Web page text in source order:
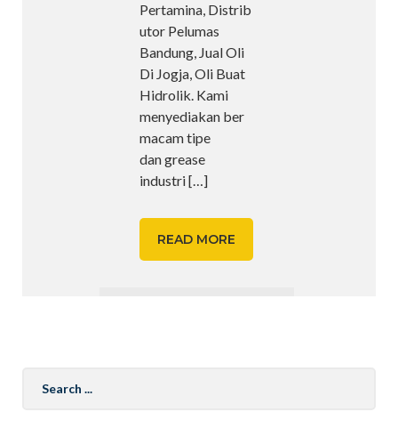
Pertamina, Distrib
utor Pelumas
Bandung, Jual Oli
Di Jogja, Oli Buat
Hidrolik. Kami
menyediakan ber
macam tipe
dan grease
industri[…]
READ MORE
for: